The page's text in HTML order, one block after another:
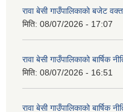
रावा बेसी गाउँपालिकाको बजेट
मिति: 08/07/2026 - 17:07
रावा बेसी गाउँपालिकाको बार्षिक
मिति: 08/07/2026 - 16:51
रावा बेसी गाउँपालिकाको